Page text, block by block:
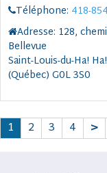
Téléphone: 418-
Adresse: 128,
Bellevue
Saint-Louis-du-Ha! Ha!
(Québec) G0L 3S0
1 2 3 4 >